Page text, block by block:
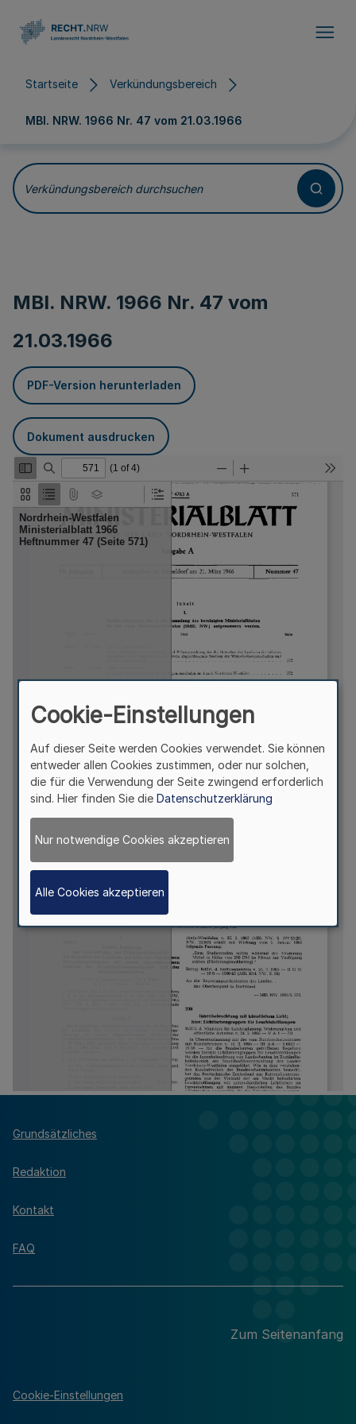
Startseite Verkündungsbereich
MBl. NRW. 1966 Nr. 47 vom 21.03.1966
Verkündungsbereich durchsuchen
MBl. NRW. 1966 Nr. 47 vom
21.03.1966
PDF-Version herunterladen
Dokument ausdrucken
Grundsätzliches
Redaktion
Kontakt
FAQ
Zum Seitenanfang
Cookie-Einstellungen
Cookie-Einstellungen
Auf dieser Seite werden Cookies verwendet. Sie können
entweder allen Cookies zustimmen, oder nur solchen,
die für die Verwendung der Seite zwingend erforderlich
sind. Hier finden Sie die Datenschutzerklärung
Nur notwendige Cookies akzeptieren
Alle Cookies akzeptieren